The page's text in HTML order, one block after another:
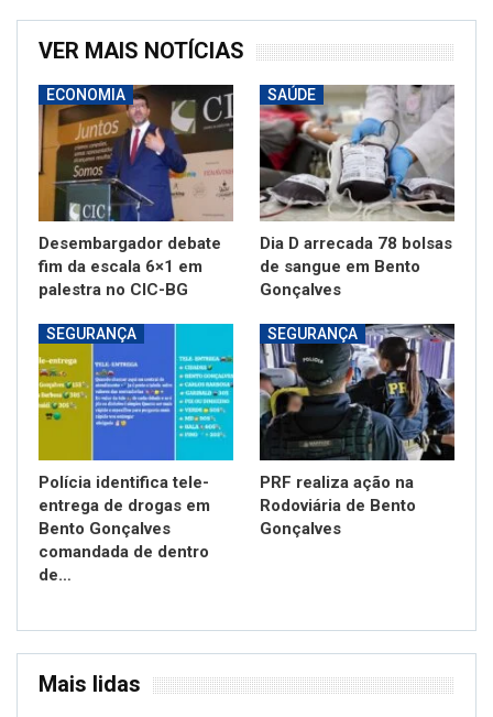
VER MAIS NOTÍCIAS
ECONOMIA
Desembargador debate
fim da escala 6×1 em
palestra no CIC-BG
SAÚDE
Dia D arrecada 78 bolsas
de sangue em Bento
Gonçalves
SEGURANÇA
Polícia identifica tele-
entrega de drogas em
Bento Gonçalves
comandada de dentro
de…
SEGURANÇA
PRF realiza ação na
Rodoviária de Bento
Gonçalves
Mais lidas